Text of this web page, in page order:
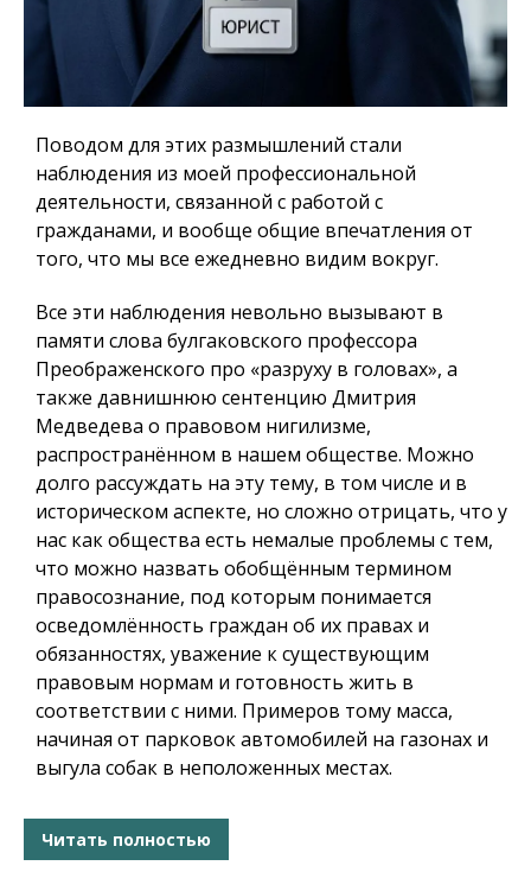
Поводом для этих размышлений стали
наблюдения из моей профессиональной
деятельности, связанной с работой с
гражданами, и вообще общие впечатления от
того, что мы все ежедневно видим вокруг.
Все эти наблюдения невольно вызывают в
памяти слова булгаковского профессора
Преображенского про «разруху в головах», а
также давнишнюю сентенцию Дмитрия
Медведева о правовом нигилизме,
распространённом в нашем обществе. Можно
долго рассуждать на эту тему, в том числе и в
историческом аспекте, но сложно отрицать, что у
нас как общества есть немалые проблемы с тем,
что можно назвать обобщённым термином
правосознание, под которым понимается
осведомлённость граждан об их правах и
обязанностях, уважение к существующим
правовым нормам и готовность жить в
соответствии с ними. Примеров тому масса,
начиная от парковок автомобилей на газонах и
выгула собак в неположенных местах.
Читать полностью